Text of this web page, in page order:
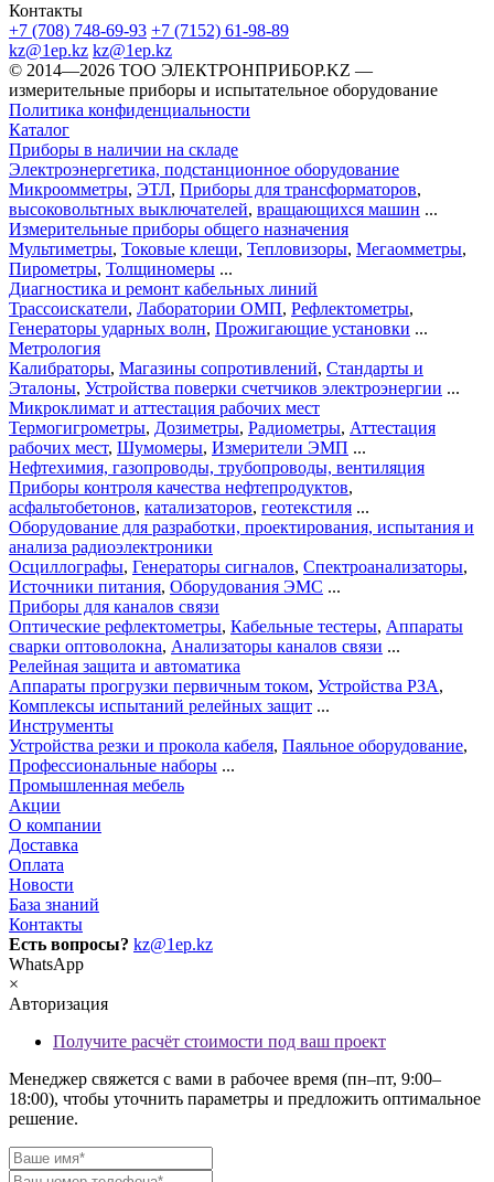
Контакты
+7 (708) 748-69-93 +7 (7152) 61-98-89
kz@1ep.kz kz@1ep.kz
©️ 2014—2026 ТОО ЭЛЕКТРОНПРИБОР.KZ —
измерительные приборы и испытательное оборудование
Политика конфиденциальности
Каталог
Приборы в наличии на складе
Электроэнергетика, подстанционное оборудование
Микроомметры, ЭТЛ, Приборы для трансформаторов,
высоковольтных выключателей, вращающихся машин ...
Измерительные приборы общего назначения
Мультиметры, Токовые клещи, Тепловизоры, Мегаомметры,
Пирометры, Толщиномеры ...
Диагностика и ремонт кабельных линий
Трассоискатели, Лаборатории ОМП, Рефлектометры,
Генераторы ударных волн, Прожигающие установки ...
Метрология
Калибраторы, Магазины сопротивлений, Стандарты и
Эталоны, Устройства поверки счетчиков электроэнергии ...
Микроклимат и аттестация рабочих мест
Термогигрометры, Дозиметры, Радиометры, Аттестация
рабочих мест, Шумомеры, Измерители ЭМП ...
Нефтехимия, газопроводы, трубопроводы, вентиляция
Приборы контроля качества нефтепродуктов,
асфальтобетонов, катализаторов, геотекстиля ...
Оборудование для разработки, проектирования, испытания и
анализа радиоэлектроники
Осциллографы, Генераторы сигналов, Спектроанализаторы,
Источники питания, Оборудования ЭМС ...
Приборы для каналов связи
Оптические рефлектометры, Кабельные тестеры, Аппараты
сварки оптоволокна, Анализаторы каналов связи ...
Релейная защита и автоматика
Аппараты прогрузки первичным током, Устройства РЗА,
Комплексы испытаний релейных защит ...
Инструменты
Устройства резки и прокола кабеля, Паяльное оборудование,
Профессиональные наборы ...
Промышленная мебель
Акции
О компании
Доставка
Оплата
Новости
База знаний
Контакты
Есть вопросы? kz@1ep.kz
WhatsApp
×
Авторизация
Получите расчёт стоимости под ваш проект
Менеджер свяжется с вами в рабочее время (пн–пт, 9:00–
18:00), чтобы уточнить параметры и предложить оптимальное
решение.